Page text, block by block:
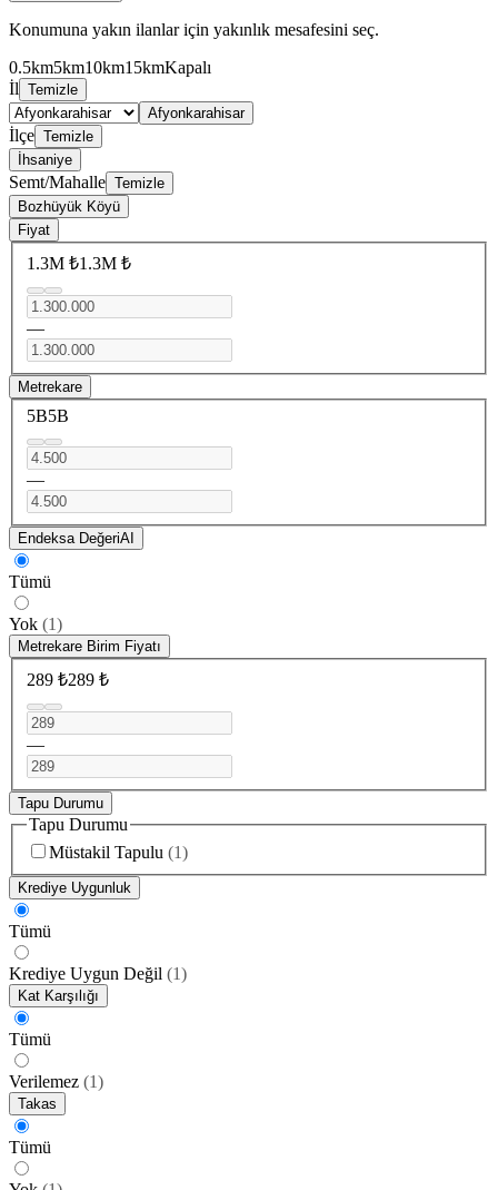
Konumuna yakın ilanlar için yakınlık mesafesini seç.
0.5km5km10km15kmKapalı
İl Temizle
Afyonkarahisar
İlçe Temizle
İhsaniye
Semt/Mahalle Temizle
Bozhüyük Köyü
Fiyat
1.3M ₺1.3M ₺
—
Metrekare
5B5B
—
Endeksa DeğeriAI
Tümü
Yok (1)
Metrekare Birim Fiyatı
289 ₺289 ₺
—
Tapu Durumu
Tapu Durumu
Müstakil Tapulu (1)
Krediye Uygunluk
Tümü
Krediye Uygun Değil (1)
Kat Karşılığı
Tümü
Verilemez (1)
Takas
Tümü